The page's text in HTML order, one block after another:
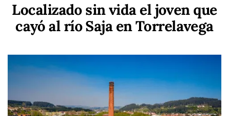
Localizado sin vida el joven que
cayó al río Saja en Torrelavega